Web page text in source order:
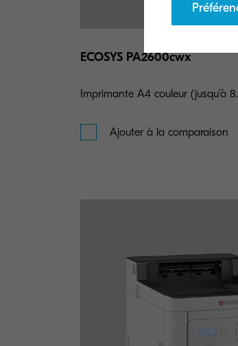
ECOSYS PA2600cwx
Imprimante A4 couleur (jusqu'à
Ajouter à la comparaison